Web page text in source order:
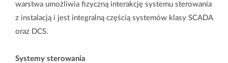
warstwa umożliwia fizyczną interakcję systemu sterowania
z instalacją i jest integralną częścią systemów klasy SCADA
oraz DCS.
Systemy sterowania